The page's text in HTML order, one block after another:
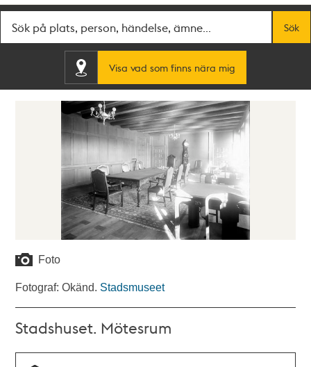
Sök
Visa vad som finns nära mig
Foto
Fotograf: Okänd. Stadsmuseet
Stadshuset. Mötesrum